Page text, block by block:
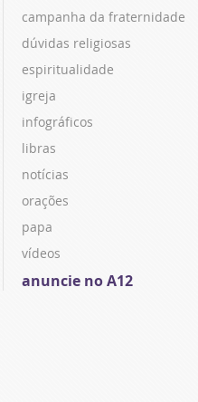
campanha da fraternidade
dúvidas religiosas
espiritualidade
igreja
infográficos
libras
notícias
orações
papa
vídeos
anuncie no A12